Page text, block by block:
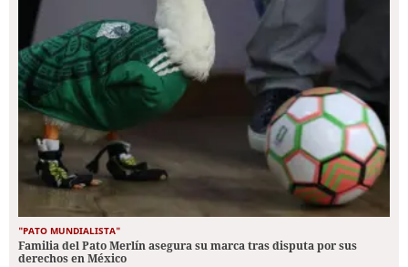
"PATO MUNDIALISTA"
Familia del Pato Merlín asegura su marca tras disputa por sus
derechos en México